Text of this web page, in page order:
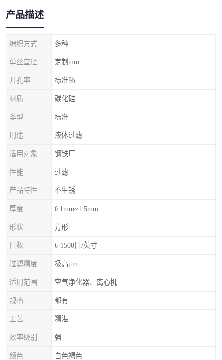
产品描述
编织方式 多种
单丝直径 定制mm
开孔率 标准％
材质 碳化硅
类型 标准
用途 液体过滤
适用对象 钢铁厂
性能 过滤
产品特性 不生锈
厚度 0.1mm~1.5mm
形状 方形
目数 6-1500目/英寸
过滤精度 极高μm
适用范围 空气净化器、离心机
规格 都有
工艺 精湛
效率级别 强
颜色 白色褐色